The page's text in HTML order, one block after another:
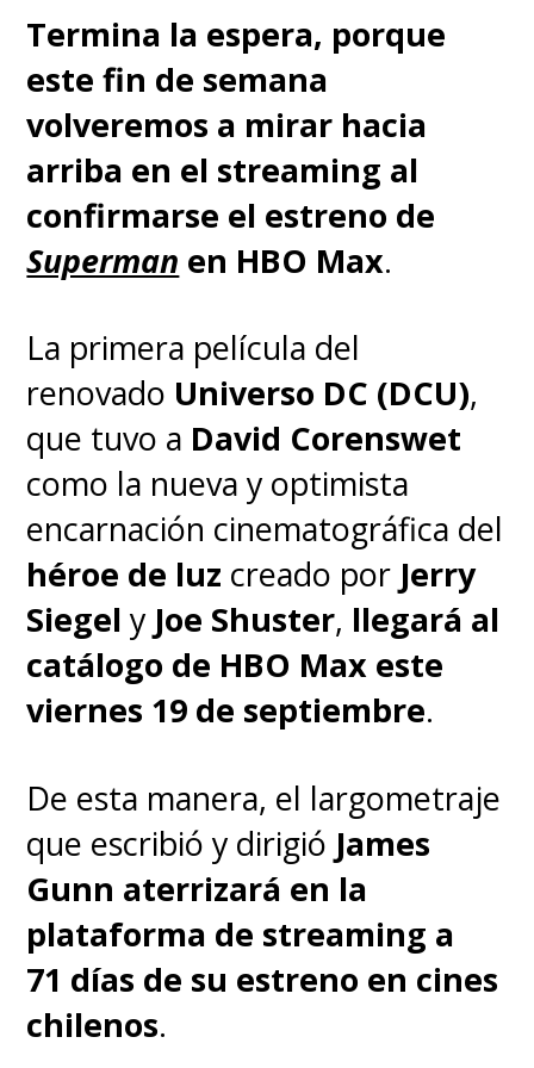
las negociaciones, sin una "Man
of Steel 2", ni director ni
guionista -por ahora-, pero es el
primer paso para todo lo que
vendrá del "Superman" de Cavill
en el futuro del universo DC.
El actor interpretó a
"Superman" en tres proyectos
"Batman v. Superman: Dawn of
Justice" y "Justice League",
sumando su participación en el
"Snyder Cut" titulado "Zack
Snyder's Justice League" y en
cierto cameo reciente en los
Termina la espera, porque
este fin de semana
volveremos a mirar hacia
arriba en el streaming al
confirmarse el estreno de
Superman en HBO Max.
La primera película del
renovado Universo DC (DCU),
que tuvo a David Corenswet
como la nueva y optimista
encarnación cinematográfica del
héroe de luz creado por Jerry
Siegel y Joe Shuster, llegará al
catálogo de HBO Max este
viernes 19 de septiembre.
De esta manera, el largometraje
que escribió y dirigió James
Gunn aterrizará en la
plataforma de streaming a
71 días de su estreno en cines
chilenos.